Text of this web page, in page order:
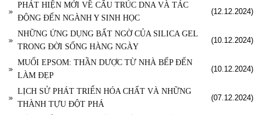
PHÁT HIỆN MỚI VỀ CẤU TRÚC DNA VÀ TÁC
ĐỘNG ĐẾN NGÀNH Y SINH HỌC
(12.12.2024)
NHỮNG ỨNG DỤNG BẤT NGỜ CỦA SILICA GEL
TRONG ĐỜI SỐNG HÀNG NGÀY
(10.12.2024)
MUỐI EPSOM: THẦN DƯỢC TỪ NHÀ BẾP ĐẾN
LÀM ĐẸP
(10.12.2024)
LỊCH SỬ PHÁT TRIỂN HÓA CHẤT VÀ NHỮNG
THÀNH TỰU ĐỘT PHÁ
(07.12.2024)